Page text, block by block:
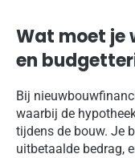
Wat moet je
en
Bij
waarbij de
tijdens de bouw. Je
uitbetaalde bedrag,